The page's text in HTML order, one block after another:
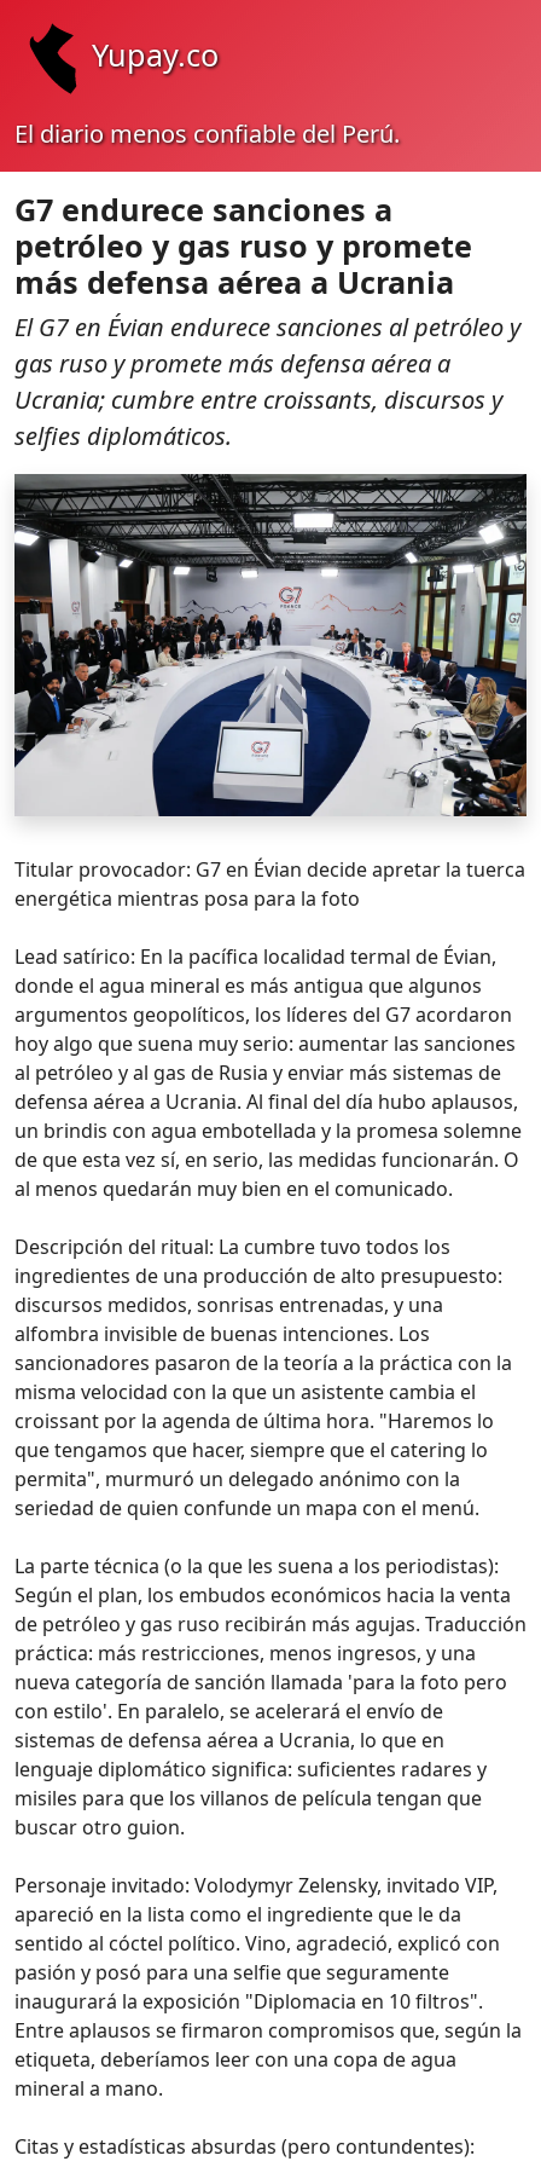
Yupay.co
El diario menos confiable del Perú.
G7 endurece sanciones a
petróleo y gas ruso y promete
más defensa aérea a Ucrania
El G7 en Évian endurece sanciones al petróleo y
gas ruso y promete más defensa aérea a
Ucrania; cumbre entre croissants, discursos y
selfies diplomáticos.
Titular provocador: G7 en Évian decide apretar la tuerca
energética mientras posa para la foto
Lead satírico: En la pacífica localidad termal de Évian,
donde el agua mineral es más antigua que algunos
argumentos geopolíticos, los líderes del G7 acordaron
hoy algo que suena muy serio: aumentar las sanciones
al petróleo y al gas de Rusia y enviar más sistemas de
defensa aérea a Ucrania. Al final del día hubo aplausos,
un brindis con agua embotellada y la promesa solemne
de que esta vez sí, en serio, las medidas funcionarán. O
al menos quedarán muy bien en el comunicado.
Descripción del ritual: La cumbre tuvo todos los
ingredientes de una producción de alto presupuesto:
discursos medidos, sonrisas entrenadas, y una
alfombra invisible de buenas intenciones. Los
sancionadores pasaron de la teoría a la práctica con la
misma velocidad con la que un asistente cambia el
croissant por la agenda de última hora. "Haremos lo
que tengamos que hacer, siempre que el catering lo
permita", murmuró un delegado anónimo con la
seriedad de quien confunde un mapa con el menú.
La parte técnica (o la que les suena a los periodistas):
Según el plan, los embudos económicos hacia la venta
de petróleo y gas ruso recibirán más agujas. Traducción
práctica: más restricciones, menos ingresos, y una
nueva categoría de sanción llamada 'para la foto pero
con estilo'. En paralelo, se acelerará el envío de
sistemas de defensa aérea a Ucrania, lo que en
lenguaje diplomático significa: suficientes radares y
misiles para que los villanos de película tengan que
buscar otro guion.
Personaje invitado: Volodymyr Zelensky, invitado VIP,
apareció en la lista como el ingrediente que le da
sentido al cóctel político. Vino, agradeció, explicó con
pasión y posó para una selfie que seguramente
inaugurará la exposición "Diplomacia en 10 filtros".
Entre aplausos se firmaron compromisos que, según la
etiqueta, deberíamos leer con una copa de agua
mineral a mano.
Citas y estadísticas absurdas (pero contundentes):